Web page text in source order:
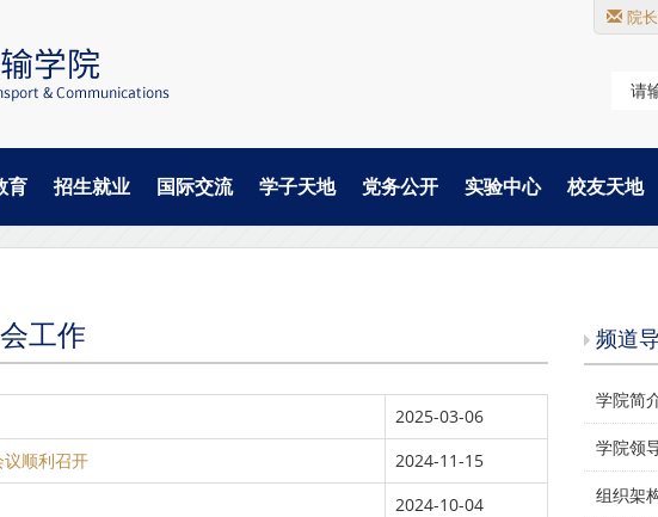
院
育 招生就业 国际交流 学子天地 党务公开 实验中心 校友天地
工作
2025-03-06
顺利召开
2024-11-15
2024-10-04
频道
学院简
学院领
组织架